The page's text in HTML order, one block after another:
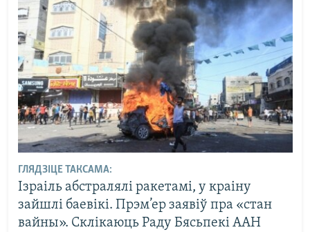
ГЛЯДЗІЦЕ ТАКСАМА:
Ізраіль абстралялі ракетамі, у краіну
зайшлі баевікі. Прэм’ер заявіў пра «стан
вайны». Склікаюць Раду Бясьпекі ААН